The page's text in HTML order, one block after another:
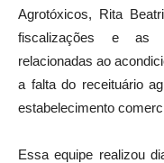
Agrotóxicos, Rita
fiscalizações e as
relacionadas ao
a falta do receituário
estabelecimento
Essa equipe realizou